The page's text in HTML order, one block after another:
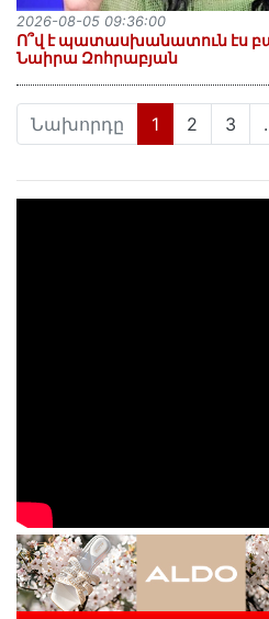
Ո՞վ է պատասխանատուն էս
Նաիրա Զոհրաբյան
2026-08-05 09:36:00
Նախորդը 1 (current)
2 3